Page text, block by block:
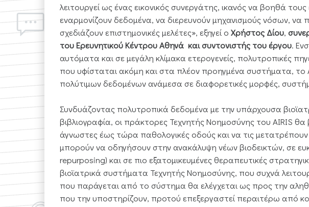
λειτουργεί ως ένας εικονικός συνεργάτης, ικανός να βοηθά
εναρμονίζουν δεδομένα, να διερευνούν μηχανισμούς νόσων, να
σχεδιάζουν επιστημονικές μελέτες», εξηγεί ο Χρήστος Δίου,
του Ερευνητικού Κέντρου Αθηνά και συντονιστής του έργου.
αυτόματα και σε μεγάλη κλίμακα ετερογενείς, πολυτροπικές
που υφίσταται ακόμη και στα πλέον προηγμένα συστήματα, το
πολύτιμων δεδομένων ανάμεσα σε διαφορετικές μορφές,
Συνδυάζοντας πολυτροπικά δεδομένα με την υπάρχουσα
βιβλιογραφία, οι πράκτορες Τεχνητής Νοημοσύνης του AIRIS
άγνωστες έως τώρα παθολογικές οδούς και να τις μετατρέπουν
μπορούν να οδηγήσουν στην ανακάλυψη νέων βιοδεικτών, σε
repurposing) και σε πιο εξατομικευμένες θεραπευτικές
βιοϊατρικά συστήματα Τεχνητής Νοημοσύνης, που συχνά
που παράγεται από το σύστημα θα ελέγχεται ως προς την
που την υποστηρίζουν, προτού επεξεργαστεί περαιτέρω από